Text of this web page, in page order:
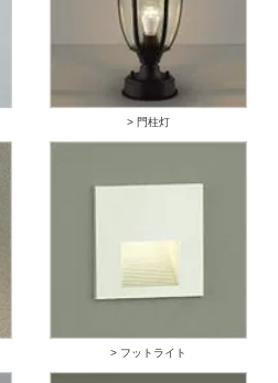
> 門柱灯
> フットライト